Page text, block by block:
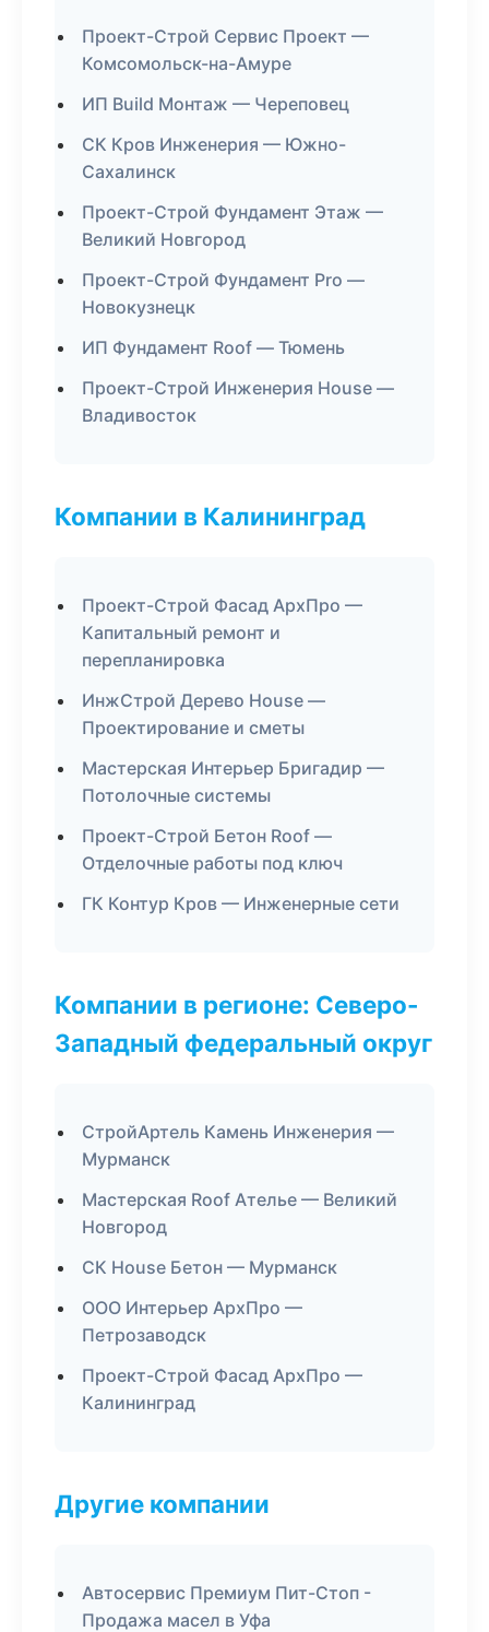
Проект-Строй Сервис Проект —
Комсомольск-на-Амуре
ИП Build Монтаж — Череповец
СК Кров Инженерия — Южно-
Сахалинск
Проект-Строй Фундамент Этаж —
Великий Новгород
Проект-Строй Фундамент Pro —
Новокузнецк
ИП Фундамент Roof — Тюмень
Проект-Строй Инженерия House —
Владивосток
Компании в Калининград
Проект-Строй Фасад АрхПро —
Капитальный ремонт и
перепланировка
ИнжСтрой Дерево House —
Проектирование и сметы
Мастерская Интерьер Бригадир —
Потолочные системы
Проект-Строй Бетон Roof —
Отделочные работы под ключ
ГК Контур Кров — Инженерные сети
Компании в регионе: Северо-
Западный федеральный округ
СтройАртель Камень Инженерия —
Мурманск
Мастерская Roof Ателье — Великий
Новгород
СК House Бетон — Мурманск
ООО Интерьер АрхПро —
Петрозаводск
Проект-Строй Фасад АрхПро —
Калининград
Другие компании
Автосервис Премиум Пит-Стоп -
Продажа масел в Уфа